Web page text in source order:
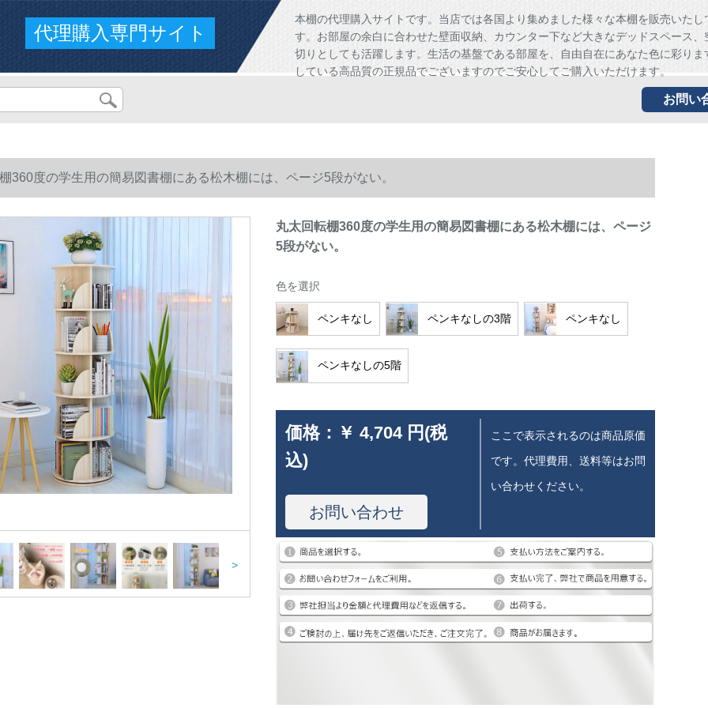
代理購入専門サイト
本棚の代理購入サイトです。当店では各国より集めました様々な本棚を販売いたし
す。お部屋の余白に合わせた壁面収納、カウンター下など大きなデッドスペース、
切りとしても活躍します。生活の基盤である部屋を、自由自在にあなた色に彩りま
している高品質の正規品でございますのでご安心してご購入いただけます。
お問い
360度の学生用の簡易図書棚にある松木棚には、ページ5段がない。
>
丸太回転棚360度の学生用の簡易図書棚にある松木棚には、ページ
5段がない。
色を選択
ペンキなし ペンキなしの3階 ペンキなし
ペンキなしの5階
価格： ￥ 4,704 円(税
込)
お問い合わせ
ここで表示されるのは商品原価
です。代理費用、送料等はお問
い合わせください。